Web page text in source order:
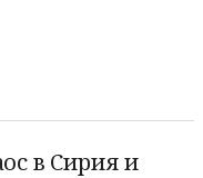
в Сирия и